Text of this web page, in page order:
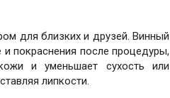
для близких и друзей. Винный
покраснения после процедуры,
и уменьшает сухость или
липкости.